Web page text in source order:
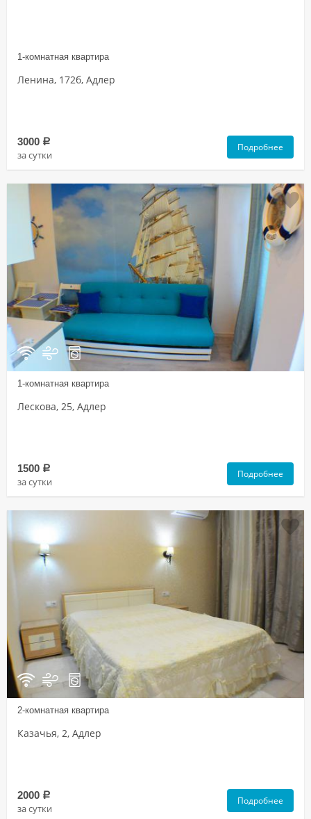
1-комнатная квартира
Ленина, 172б, Адлер
3000 a
за сутки
Подробнее
1-комнатная квартира
Лескова, 25, Адлер
1500 a
за сутки
Подробнее
2-комнатная квартира
Казачья, 2, Адлер
2000 a
за сутки
Подробнее